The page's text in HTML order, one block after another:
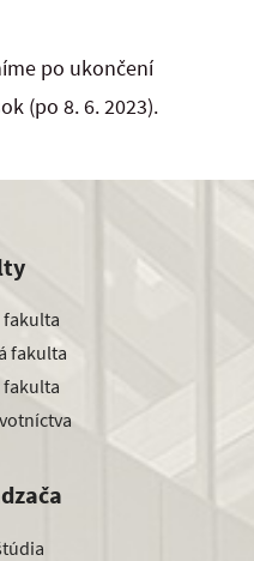
po ukončení
(po 8. 6. 2023).
fakulta
fakulta
fakulta